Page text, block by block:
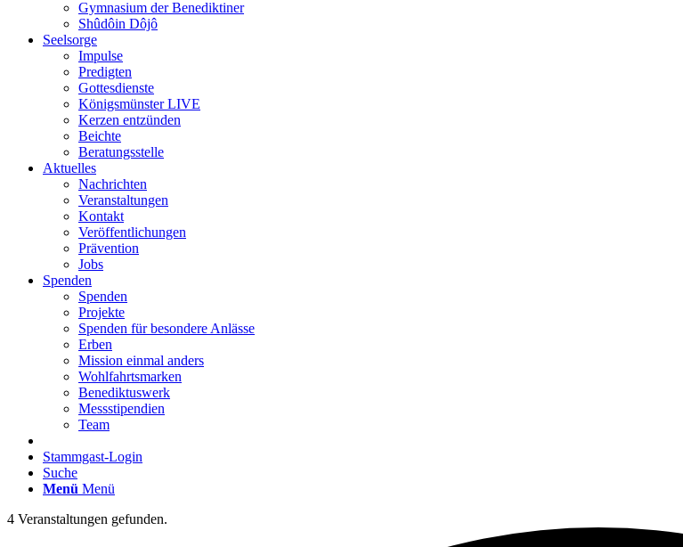
Gymnasium der Benediktiner
Shûdôin Dôjô
Seelsorge
Impulse
Predigten
Gottesdienste
Königsmünster LIVE
Kerzen entzünden
Beichte
Beratungsstelle
Aktuelles
Nachrichten
Veranstaltungen
Kontakt
Veröffentlichungen
Prävention
Jobs
Spenden
Spenden
Projekte
Spenden für besondere Anlässe
Erben
Mission einmal anders
Wohlfahrtsmarken
Benediktuswerk
Messstipendien
Team
Stammgast-Login
Suche
Menü Menü
4 Veranstaltungen gefunden.